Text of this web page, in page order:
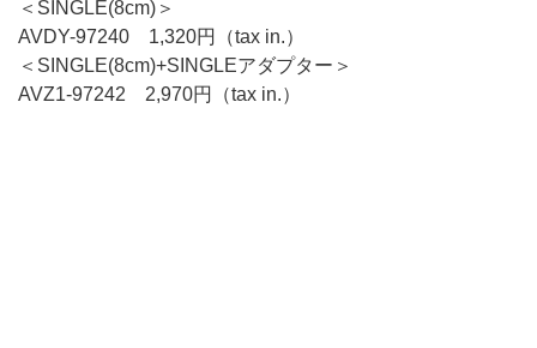
＜SINGLE(8cm)＞
AVDY-97240 1,320円（tax in.）
＜SINGLE(8cm)+SINGLEアダプター＞
AVZ1-97242 2,970円（tax in.）